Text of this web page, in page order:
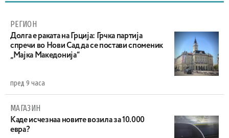
РЕГИОН
Долга е раката на Грција: Грчка партија
спречи во Нови Сад да се постави споменик
„Мајка Македонија“
пред 9 часа
МАГАЗИН
Каде исчезнаа новите возила за 10.000
евра?